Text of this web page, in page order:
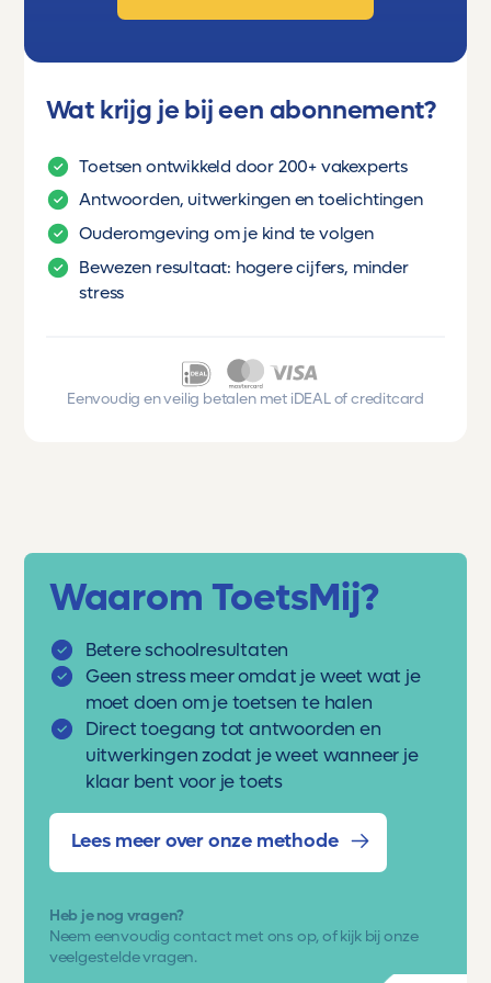
Verzekeringspremie berekenen
Socialezekerheidsstelsel
Volksverzekeringen en
Sociale voorzieningen
Waardevaste en welvaartsvaste
uitkeringen
Examendomein G
Wat krijg je bij een abonnement?
Toetsen ontwikkeld door 200+ vakexperts
Antwoorden, uitwerkingen en toelichtingen
Ouderomgeving om je kind te volgen
Bewezen resultaat: hogere cijfers, minder
stress
Eenvoudig en veilig betalen met iDEAL of creditcard
Waarom ToetsMij?
Betere schoolresultaten
Geen stress meer omdat je weet wat je
moet doen om je toetsen te halen
Direct toegang tot antwoorden en
uitwerkingen zodat je weet wanneer je
klaar bent voor je toets
Lees meer over onze methode
Heb je nog vragen?
Neem eenvoudig contact met ons op, of kijk bij onze
veelgestelde vragen.